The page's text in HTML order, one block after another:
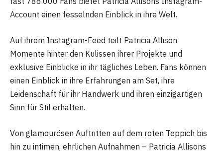
Account einen fesselnden Einblick in ihre Welt.
Auf ihrem Instagram-Feed teilt Patricia Allison
Momente hinter den Kulissen ihrer Projekte und
exklusive Einblicke in ihr tägliches Leben. Fans können
einen Einblick in ihre Erfahrungen am Set, ihre
Leidenschaft für ihr Handwerk und ihren einzigartigen
Sinn für Stil erhalten.
Von glamourösen Auftritten auf dem roten Teppich bis
hin zu intimen, ehrlichen Aufnahmen – Patricia Allisons